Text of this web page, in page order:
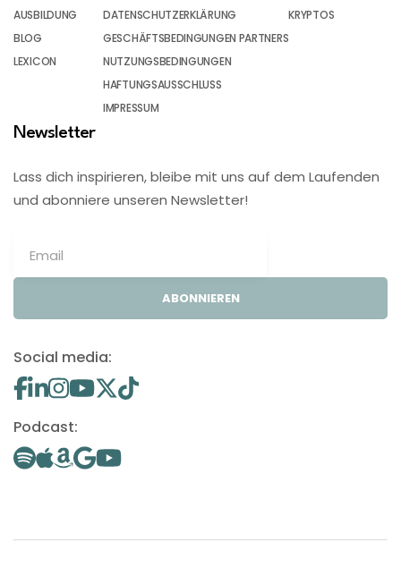
AUSBILDUNG
BLOG
LEXICON
DATENSCHUTZERKLÄRUNG
GESCHÄFTSBEDINGUNGEN PARTNERS
NUTZUNGSBEDINGUNGEN
HAFTUNGSAUSSCHLUSS
IMPRESSUM
KRYPTOS
Newsletter
Lass dich inspirieren, bleibe mit uns auf dem Laufenden
und abonniere unseren Newsletter!
ABONNIEREN
Social media:
Podcast: